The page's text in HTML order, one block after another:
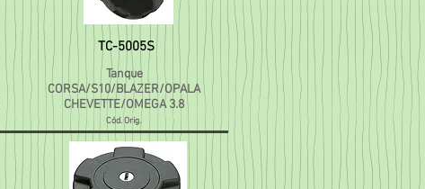
TC-5005S
Tanque
CORSA/S10/BLAZER/OPALA
CHEVETTE/OMEGA 3.8
Cód. Orig.